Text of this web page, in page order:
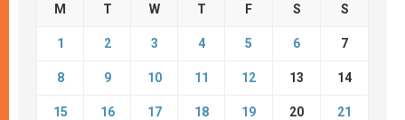
M T W T F S S
1 2 3 4 5 6 7
8 9 10 11 12 13 14
15 16 17 18 19 20 21